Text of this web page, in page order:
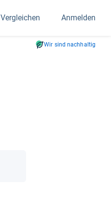
Vergleichen Anmelden
Wir sind nachhaltig